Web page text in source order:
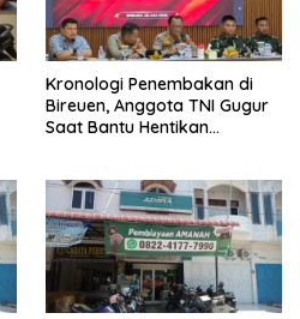
Kronologi Penembakan di
Bireuen, Anggota TNI Gugur
Saat Bantu Hentikan